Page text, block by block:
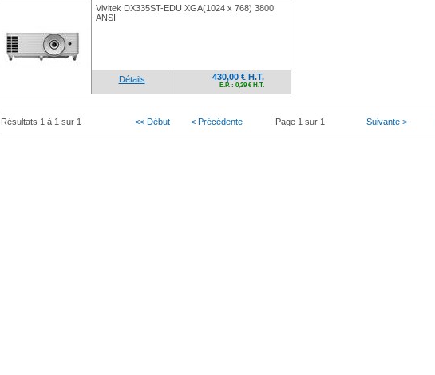
Vivitek DX335ST-EDU XGA(1024 x 768) 3800
ANSI
Détails 430,00 € H.T.
E.P. : 0,29 € H.T.
Résultats 1 à 1 sur 1 << Début < Précédente Page 1 sur 1 Suivante >